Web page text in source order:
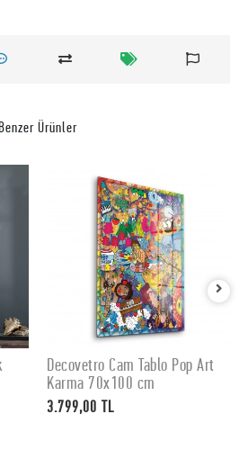
Benzer Ürünler
SEPETE EKLE
Decovetro Cam Tablo Pop Art
Karma 70x100 cm
3.799,00 TL